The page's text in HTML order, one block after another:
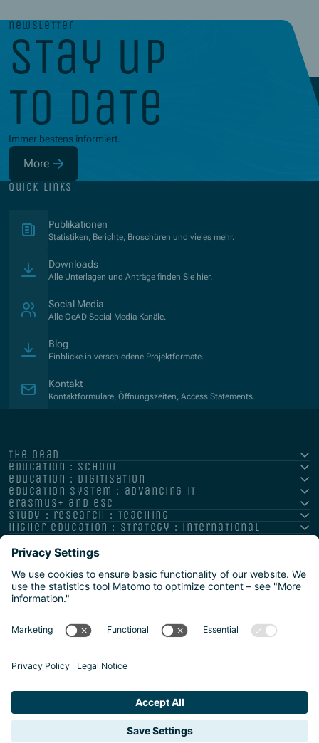
newsletter
stay up
to date
Immer bestens informiert.
More
(Opens in new window)
quick links
Publikationen
Statistiken, Berichte, Broschüren und vieles mehr.
Downloads
Alle Unterlagen und Anträge finden Sie hier.
Social Media
Alle OeAD Social Media Kanäle.
Blog
Einblicke in verschiedene Projektformate.
Kontakt
Kontaktformulare, Öffnungszeiten, Access Statements.
the oead
education : school
education : digitisation
education system : advancing it
erasmus+ and esc
study : research : teaching
higher education : strategy : international
Datenschutz
Sitemap